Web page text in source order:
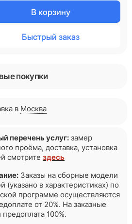
В корзину
Быстрый заказ
покупки
в Москва
перечень услуг: замер
проёма, доставка, установка
смотрите здесь
Заказы на сборные модели
(указано в характеристиках) по
программе осуществляются
от 20%. На заказные
предоплата 100%.